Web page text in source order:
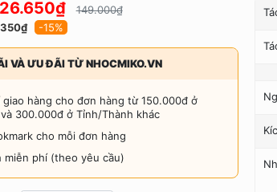
149.000₫
-15%
VÀ ƯU ĐÃI TỪ NHOCMIKO.VN
giao hàng cho đơn hàng từ 150.000đ ở
300.000đ ở Tỉnh/Thành khác
cho mỗi đơn hàng
miễn phí (theo yêu cầu)